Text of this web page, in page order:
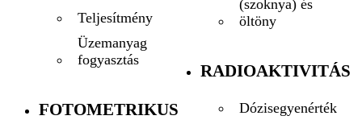
Teljesítmény
Üzemanyag
fogyasztás
FOTOMETRIKUS
(szoknya) és
öltöny
RADIOAKTIVITÁS
Dózisegyenérték